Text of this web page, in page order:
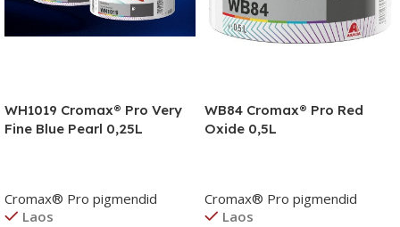
WH1019 Cromax® Pro Very
Fine Blue Pearl 0,25L
Cromax® Pro pigmendid
Laos
WB84 Cromax® Pro Red
Oxide 0,5L
Cromax® Pro pigmendid
Laos